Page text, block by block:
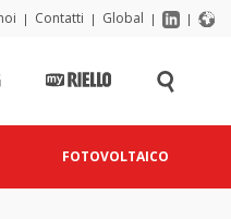
| Contatti | Global | |
FOTOVOLTAICO